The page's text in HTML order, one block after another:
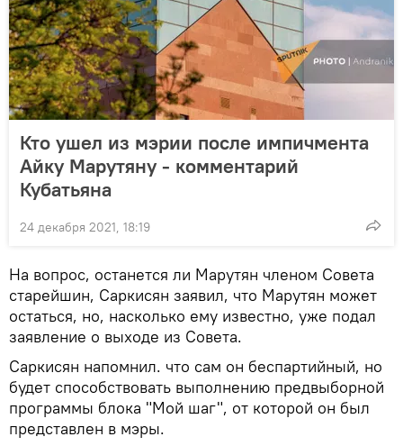
Кто ушел из мэрии после импичмента
Айку Марутяну - комментарий
Кубатьяна
24 декабря 2021, 18:19
На вопрос, останется ли Марутян членом Совета
старейшин, Саркисян заявил, что Марутян может
остаться, но, насколько ему известно, уже подал
заявление о выходе из Совета.
Саркисян напомнил. что сам он беспартийный, но
будет способствовать выполнению предвыборной
программы блока "Мой шаг", от которой он был
представлен в мэры.